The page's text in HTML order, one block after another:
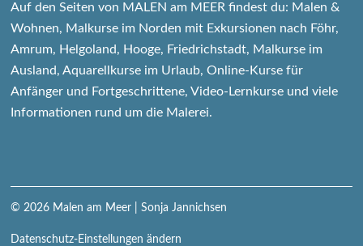
Auf den Seiten von MALEN am MEER findest du: Malen &
Wohnen, Malkurse im Norden mit Exkursionen nach Föhr,
Amrum, Helgoland, Hooge, Friedrichstadt, Malkurse im
Ausland, Aquarellkurse im Urlaub, Online-Kurse für
Anfänger und Fortgeschrittene, Video-Lernkurse und viele
Informationen rund um die Malerei.
© 2026 Malen am Meer | Sonja Jannichsen
Datenschutz-Einstellungen ändern